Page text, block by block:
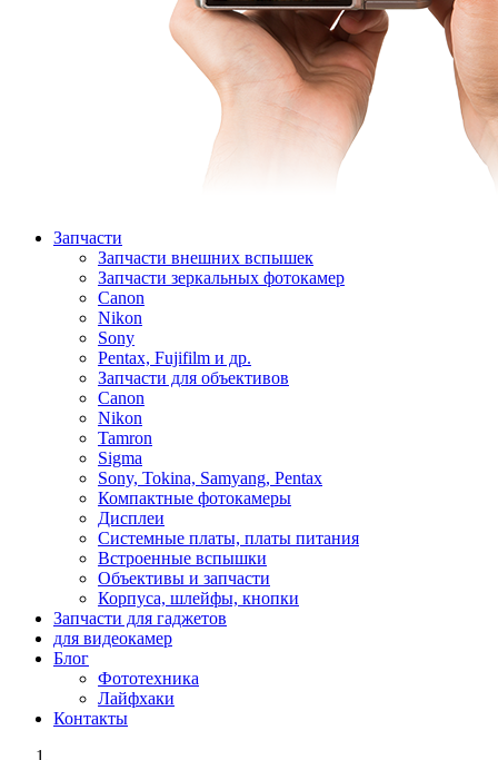
Запчасти
Запчасти внешних вспышек
Запчасти зеркальных фотокамер
Canon
Nikon
Sony
Pentax, Fujifilm и др.
Запчасти для объективов
Canon
Nikon
Tamron
Sigma
Sony, Tokina, Samyang, Pentax
Компактные фотокамеры
Дисплеи
Системные платы, платы питания
Встроенные вспышки
Объективы и запчасти
Корпуса, шлейфы, кнопки
Запчасти для гаджетов
для видеокамер
Блог
Фототехника
Лайфхаки
Контакты